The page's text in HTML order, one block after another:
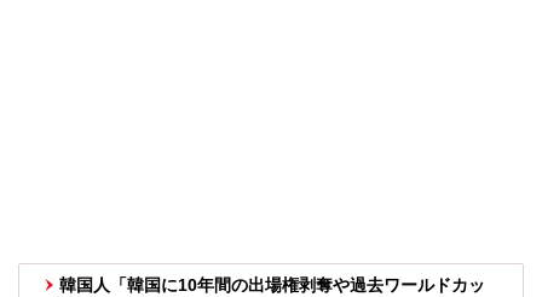
韓国人「韓国に10年間の出場権剥奪や過去ワールドカッ